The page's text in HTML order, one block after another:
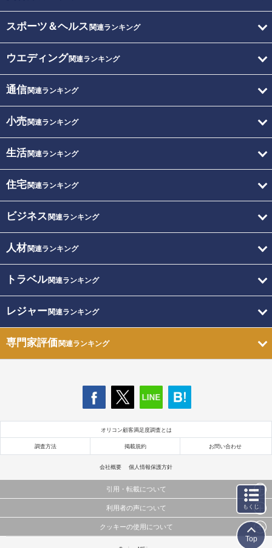
スポーツ＆ヘルス 関連ランキング
ウエディング関連ランキング
通信関連ランキング
小売関連ランキング
生活関連ランキング
住宅関連ランキング
ビジネス 関連ランキング
人材関連ランキング
トラベル関連ランキング
レジャー関連ランキング
専門家評価関連ランキング
オリコン顧客満足度調査とは
調査方法 掲載規約 お問い合わせ
会社概要 個人情報保護方針
引用・転載について
当サイトで公開されている情報（文字、写真、イラスト、画像データ等）及びこれらの配置・
これらの情報を権利者の許可なく無断転載・複製などの二次利用を行うことは固く禁じており
利用者の声について
当サイトに掲載している内容はすべてサービスの利用者が提出された見解・感想です。
クッキーの使用について
もくじ
Top